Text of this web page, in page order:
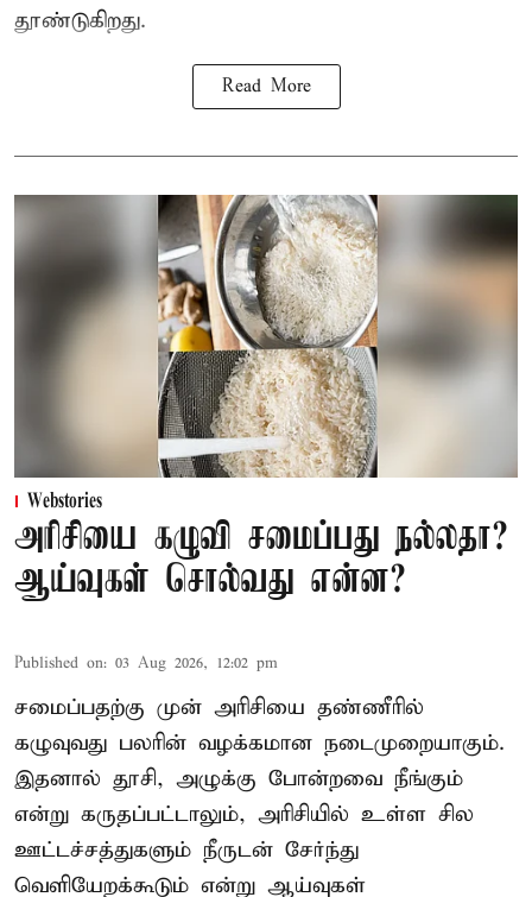
தூண்டுகிறது.
Read More
Webstories
அரிசியை கழுவி சமைப்பது நல்லதா?
ஆய்வுகள் சொல்வது என்ன?
Published on: 03 Aug 2026, 12:02 pm
சமைப்பதற்கு முன் அரிசியை தண்ணீரில்
கழுவுவது பலரின் வழக்கமான நடைமுறையாகும்.
இதனால் தூசி, அழுக்கு போன்றவை நீங்கும்
என்று கருதப்பட்டாலும், அரிசியில் உள்ள சில
ஊட்டச்சத்துகளும் நீருடன் சேர்ந்து
வெளியேறக்கூடும் என்று ஆய்வுகள்